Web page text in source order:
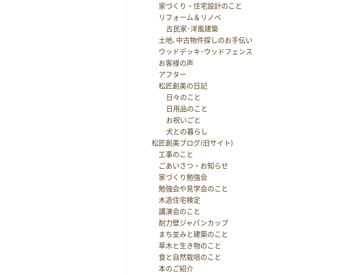
家づくり・住宅設計のこと
リフォーム＆リノベ
古民家･洋風建築
土地､中古物件探しのお手伝い
ウッドデッキ･ウッドフェンス
お客様の声
アフター
松匠創美の日記
日々のこと
日用品のこと
お祝いごと
犬との暮らし
松匠創美ブログ(旧サイト)
工事のこと
ごあいさつ・お知らせ
家づくり勉強会
勉強会や見学会のこと
木造住宅検定
講演会のこと
耐力壁ジャパンカップ
まち並みと建築のこと
草木と生き物のこと
食と自然栽培のこと
本のご紹介